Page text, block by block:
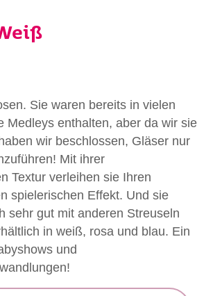
Sie waren bereits in vielen
Medleys enthalten, aber da wir sie
wir beschlossen, Gläser nur
Mit ihrer
Textur verleihen sie Ihren
spielerischen Effekt. Und sie
sehr gut mit anderen Streuseln
in weiß, rosa und blau. Ein
und